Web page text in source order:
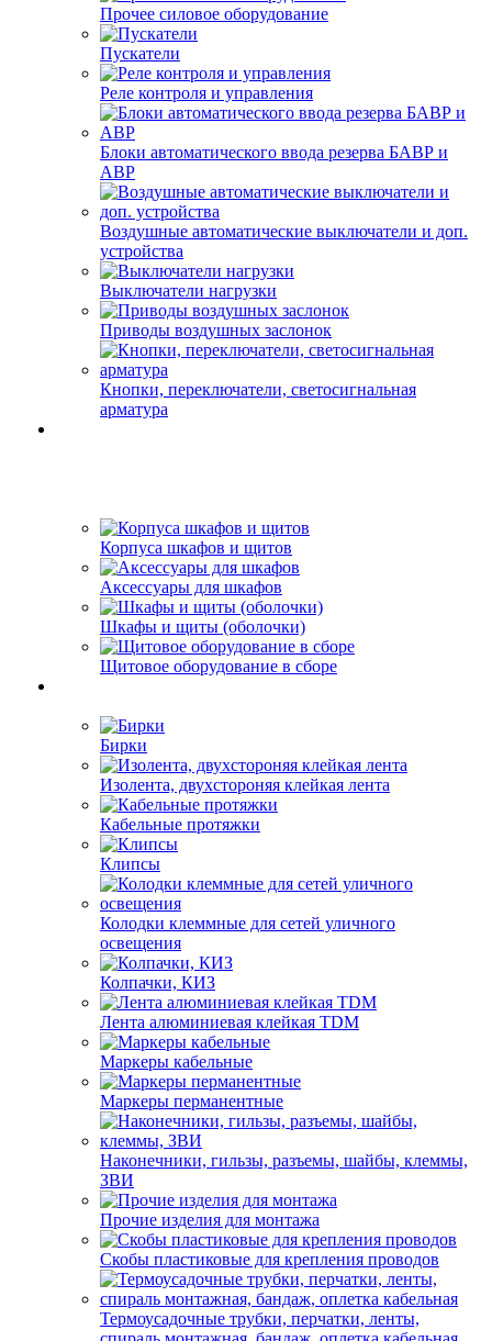
Прочее силовое оборудование
Пускатели
Реле контроля и управления
Блоки автоматического ввода резерва БАВР и
АВР
Воздушные автоматические выключатели и доп.
устройства
Выключатели нагрузки
Приводы воздушных заслонок
Кнопки, переключатели, светосигнальная
арматура
Корпуса шкафов и щитов
Аксессуары для шкафов
Шкафы и щиты (оболочки)
Щитовое оборудование в сборе
Бирки
Изолента, двухстороняя клейкая лента
Кабельные протяжки
Клипсы
Колодки клеммные для сетей уличного
освещения
Колпачки, КИЗ
Лента алюминиевая клейкая TDM
Маркеры кабельные
Маркеры перманентные
Наконечники, гильзы, разъемы, шайбы, клеммы,
ЗВИ
Прочие изделия для монтажа
Скобы пластиковые для крепления проводов
Термоусадочные трубки, перчатки, ленты,